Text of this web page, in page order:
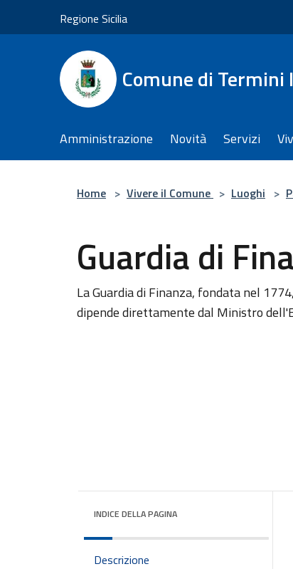
Regione Sicilia
Comune di Termini
Amministrazione Novità Servizi
Home > Vivere il Comune > Luoghi >
Guardia di
La Guardia di Finanza, fondata nel
dipende direttamente dal Ministro
INDICE DELLA PAGINA
Descrizione